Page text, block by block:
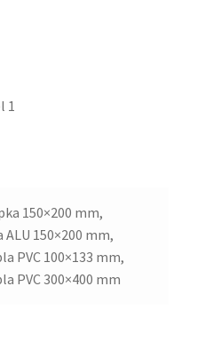
1
150×200 mm,
150×200 mm,
PVC 100×133 mm,
PVC 300×400 mm